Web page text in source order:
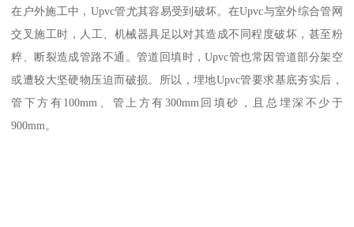
在户外施工中，Upvc管尤其容易受到破坏。在Upvc与室外综合管网
交叉施工时，人工、机械器具足以对其造成不同程度破坏，甚至粉
粹、断裂造成管路不通。管道回填时，Upvc管也常因管道部分架空
或遭较大坚硬物压迫而破损。所以，埋地Upvc管要求基底夯实后，
管下方有100mm、管上方有300mm回填砂，且总埋深不少于
900mm。